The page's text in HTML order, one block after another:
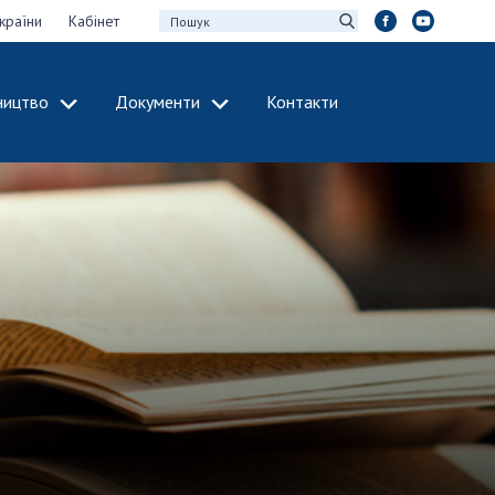
Кабінет
Документи Контакти
НАН України
НАН України
та видавнича
установах
СПІВРОБІТНИЦТВО
Членство в
міжнародних
Міжнародні угоди
програми та
конкурси
ДОКУМЕНТИ